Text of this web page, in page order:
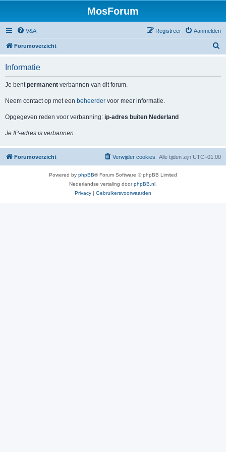
MosForum
V&A Aanmelden
Registreer
Forumoverzicht
Informatie
Je bentpermanent verbannen van dit forum.
Neem contact op met een beheerder voor meer informatie.
Opgegeven reden voor verbanning: ip-adres buiten Nederland
Je IP-adres is verbannen.
Forumoverzicht Alle tijden zijn UTC+01:00
Verwijder cookies
Powered by phpBB® Forum Software © phpBB Limited
Nederlandse vertaling doorphpBB.nl
Privacy | Gebruikersvoorwaarden